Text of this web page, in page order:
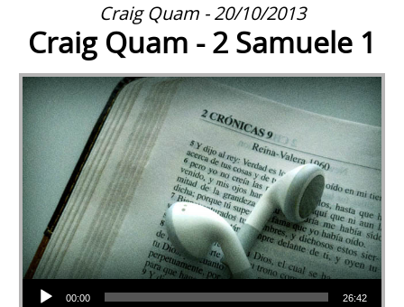
Craig Quam - 20/10/2013
Craig Quam - 2 Samuele 1
Audio Player
00:00 26:42